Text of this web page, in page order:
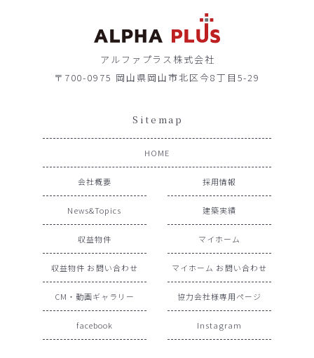
アルファプラス株式会社
〒700-0975 岡山県岡山市北区今8丁目5-29
Sitemap
HOME
会社概要 採用情報
News&Topics 建築実績
収益物件 マイホーム
収益物件 お問い合わせ マイホーム お問い合わせ
CM・動画ギャラリー 協力会社様専用ページ
facebook Instagram